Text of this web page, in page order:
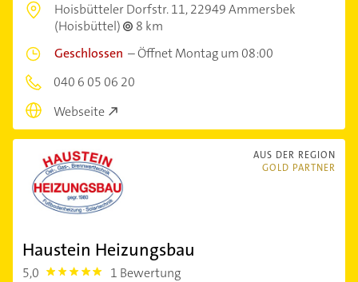
Hoisbütteler Dorfstr. 11,22949 Ammersbek
(Hoisbüttel)
8 km
Geschlossen –Öffnet Montag um 08:00
040 6 05 06 20
Webseite
AUS DER REGION
GOLD PARTNER
Haustein Heizungsbau
5,0 5.0 1 Bewertung